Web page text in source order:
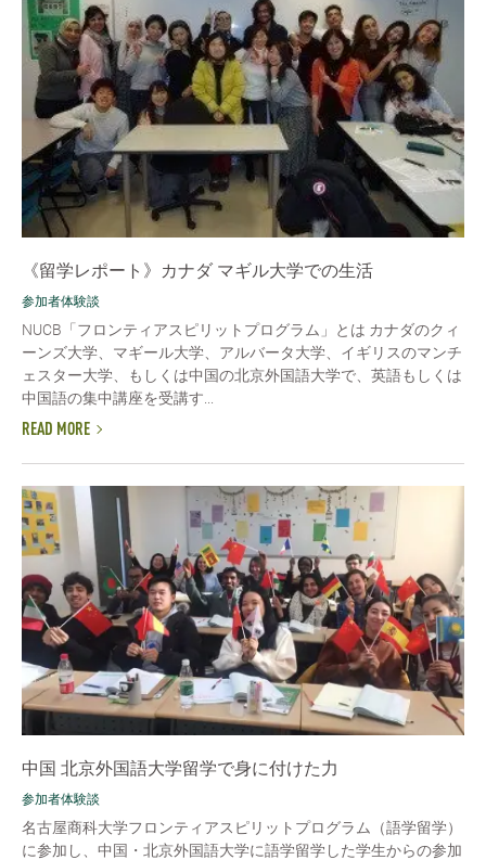
《留学レポート》カナダ マギル大学での生活
参加者体験談
NUCB「フロンティアスピリットプログラム」とは カナダのクィ
ーンズ大学、マギール大学、アルバータ大学、イギリスのマンチ
ェスター大学、もしくは中国の北京外国語大学で、英語もしくは
中国語の集中講座を受講す...
READ MORE
中国 北京外国語大学留学で身に付けた力
参加者体験談
名古屋商科大学フロンティアスピリットプログラム（語学留学）
に参加し、中国・北京外国語大学に語学留学した学生からの参加